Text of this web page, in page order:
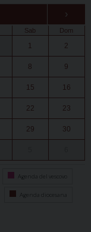
›
Sab Dom
1 2
8 9
15 16
22 23
29 30
Agenda del vescovo
Agenda diocesana